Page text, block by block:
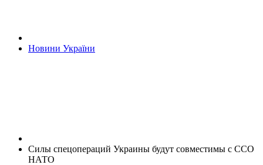
Новини України
Силы спецопераций Украины будут совместимы с ССО
НАТО